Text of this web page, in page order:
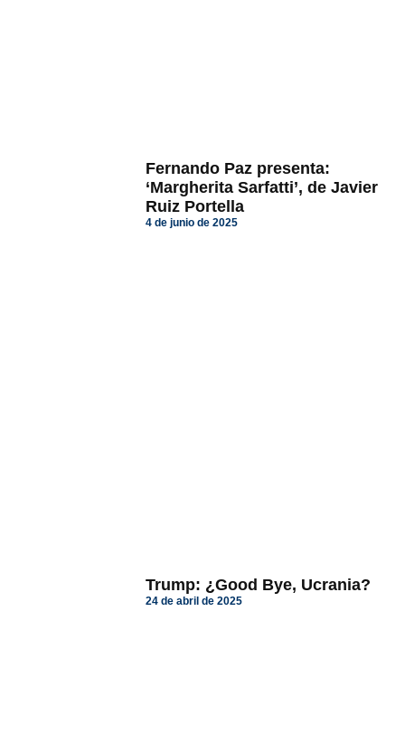
Fernando Paz presenta:
‘Margherita Sarfatti’, de Javier
Ruiz Portella
4 de junio de 2025
Trump: ¿Good Bye, Ucrania?
24 de abril de 2025